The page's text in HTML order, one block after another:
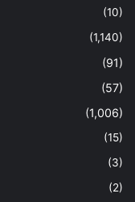
(10)
(1,140)
(91)
(57)
(1,006)
(15)
(3)
(2)